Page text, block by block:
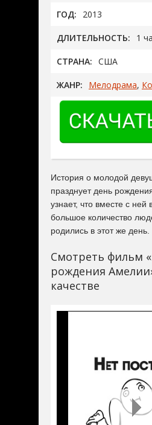
ГОД: 2013
ДЛИТЕЛЬНОСТЬ: 1
СТРАНА: США
ЖАНР: Мелодрама,
История о молодой
празднует день
узнает, что вместе с ней
большое количество
родились в этот же день.
Смотреть фильм
рождения
качестве